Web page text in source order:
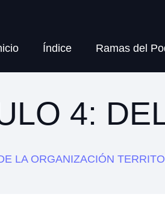
Índice Ramas del
4:
LA ORGANIZACIÓN